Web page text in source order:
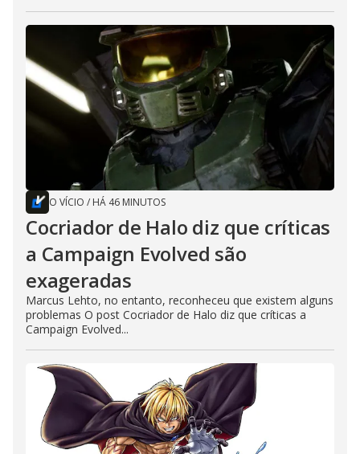
O VÍCIO / HÁ 46 MINUTOS
Cocriador de Halo diz que críticas
a Campaign Evolved são
exageradas
Marcus Lehto, no entanto, reconheceu que existem alguns
problemas O post Cocriador de Halo diz que críticas a
Campaign Evolved...